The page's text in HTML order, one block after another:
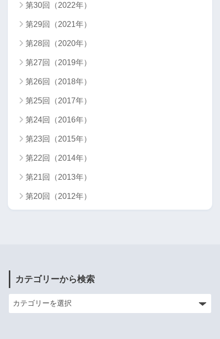
第30回（2022年）
第29回（2021年）
第28回（2020年）
第27回（2019年）
第26回（2018年）
第25回（2017年）
第24回（2016年）
第23回（2015年）
第22回（2014年）
第21回（2013年）
第20回（2012年）
カテゴリーから検索